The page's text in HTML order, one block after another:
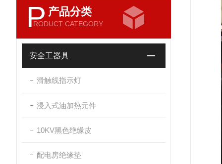
P 产品分类
RODUCT CATEGORY
安全工器具
滑触线指示灯
浸入式油加热元件
10KV黑色绝缘皮
配电房绝缘垫